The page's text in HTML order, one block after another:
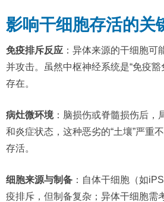
影响干细胞存活的关
免疫排斥反应 ：异体来源的干细胞可
并攻击。虽然中枢神经系统是“免疫
存在。
病灶微环境：脑损伤或脊髓损伤后，
和炎症状态，这种恶劣的“土壤”严重
存活。
细胞来源与制备 ：自体干细胞（如
疫排斥，但制备复杂；异体干细胞需